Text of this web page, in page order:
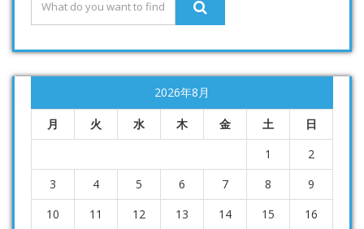
2026年8月
月 火 水 木 金 土
日
1
2
3
4 5 6 7 8
9
10
11 12 13 14 15
16